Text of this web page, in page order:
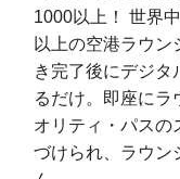
1000以上！ 世界
以上の空港ラウ
き完了後にデジタ
るだけ。即座にラ
オリティ・パスの
づけられ、ラウン